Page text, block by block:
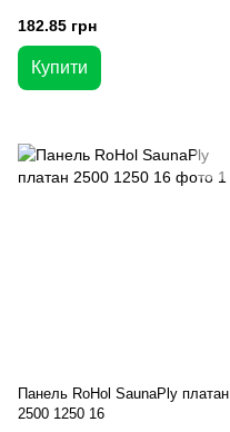
182.85 грн
Купити
Панель RoHol SaunaPly платан
2500 1250 16